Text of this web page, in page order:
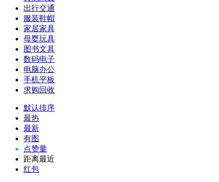
出行交通
服装鞋帽
家居家具
母婴玩具
图书文具
数码电子
电脑办公
手机平板
求购回收
默认排序
最热
最新
有图
点赞量
距离最近
红包